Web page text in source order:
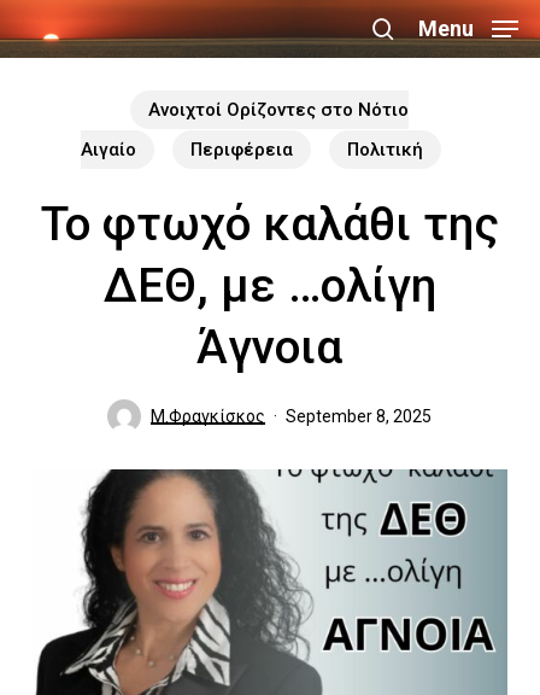
to
search
Menu
Ανοιχτοί Ορίζοντες στο Νότιο
Αιγαίο
Περιφέρεια Πολιτική
Το φτωχό καλάθι της
ΔΕΘ, με …ολίγη
Άγνοια
Μ.Φραγκίσκος September 8, 2025